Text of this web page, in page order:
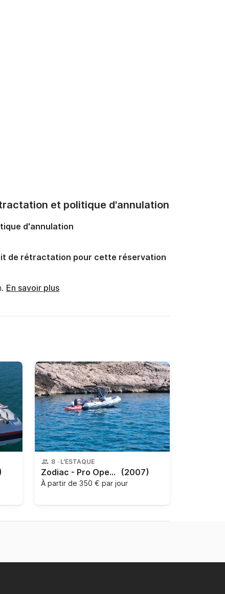
et politique d'annulation
d'annulation
de rétractation pour cette réservation
En savoir plus
8 · L'ESTAQUE
Zodiac - Pro Open 550 (2007)
À partir de 350 € par jour